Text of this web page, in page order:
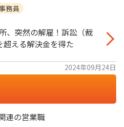
務員
、突然の解雇！訴訟（裁
える解決金を得た
2024年09月24日
連の営業職